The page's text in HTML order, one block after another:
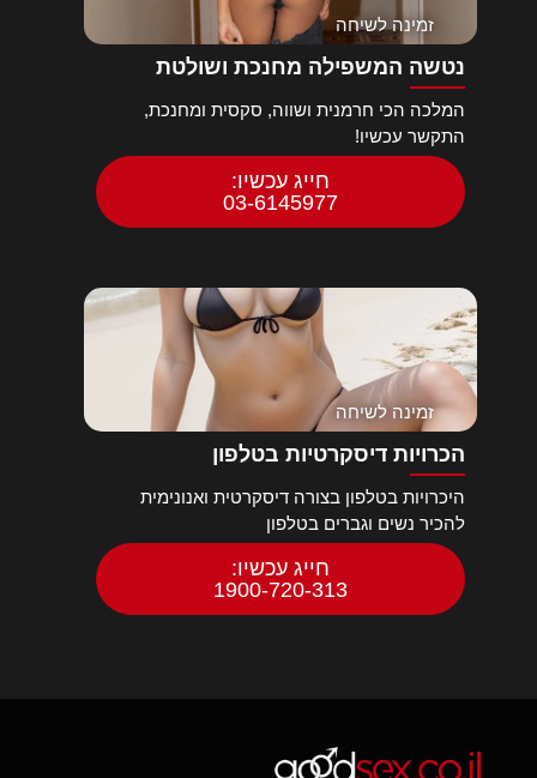
זמינה לשיחה
נטשה המשפילה מחנכת ושולטת
המלכה הכי חרמנית ושווה, סקסית ומחנכת,
התקשר עכשיו!
חייג עכשיו:
03-6145977
זמינה לשיחה
הכרויות דיסקרטיות בטלפון
היכרויות בטלפון בצורה דיסקרטית ואנונימית
להכיר נשים וגברים בטלפון
חייג עכשיו:
1900-720-313